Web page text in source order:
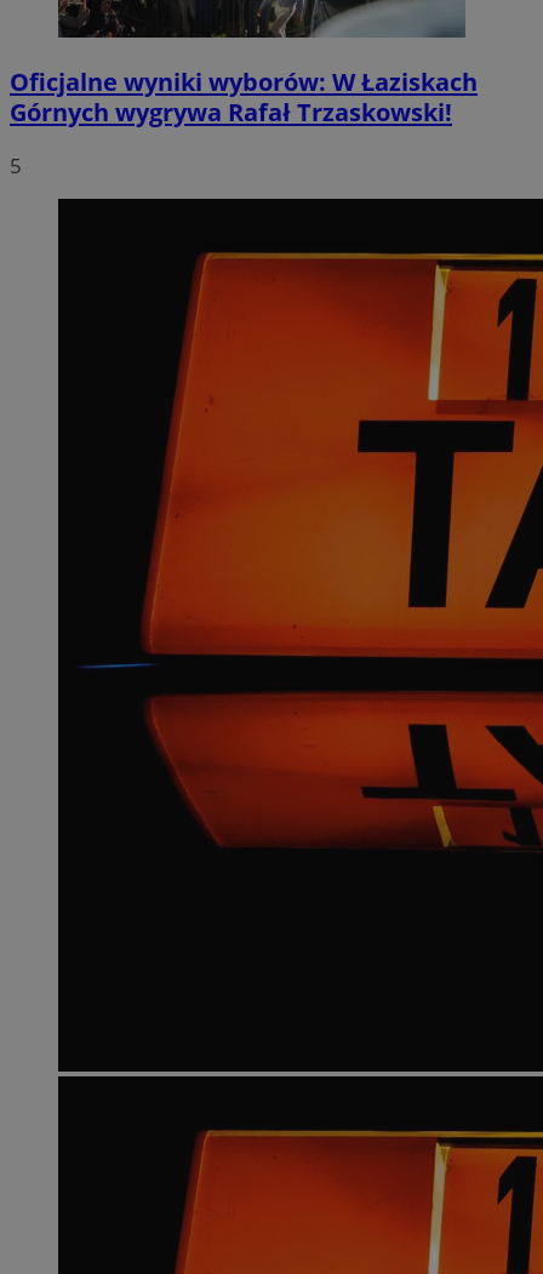
Oficjalne wyniki wyborów: W Łaziskach
Górnych wygrywa Rafał Trzaskowski!
5